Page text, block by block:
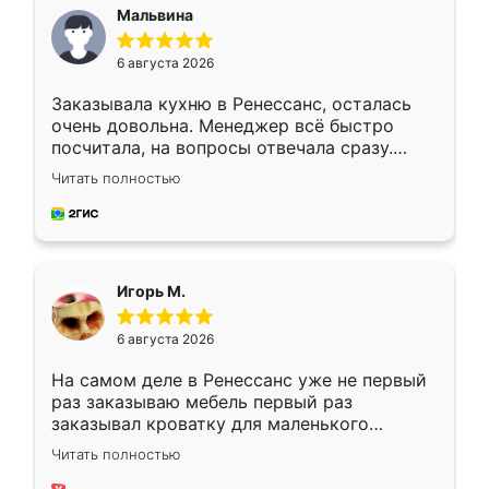
Мальвина
6 августа 2026
Заказывала кухню в Ренессанс, осталась
очень довольна. Менеджер всё быстро
посчитала, на вопросы отвечала сразу.
Замерщик приехал в субботу, подошёл к
делу со всей ответственностью. Собрали
за день, ребята работали аккуратно, даже
Читать полностью
Игорь М.
6 августа 2026
На самом деле в Ренессанс уже не первый
раз заказываю мебель первый раз
заказывал кроватку для маленького
ребёнка при его рождении ,во второй раз
заказал шкаф-купе. По качеству очень
Читать полностью